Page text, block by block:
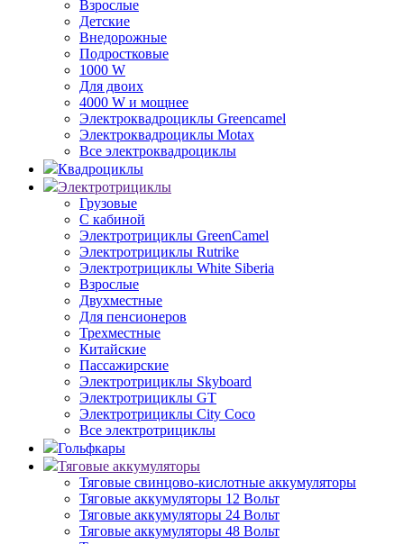
Взрослые
Детские
Внедорожные
Подростковые
1000 W
Для двоих
4000 W и мощнее
Электроквадроциклы Greencamel
Электроквадроциклы Motax
Все электроквадроциклы
Квадроциклы
Электротрициклы
Грузовые
С кабиной
Электротрициклы GreenCamel
Электротрициклы Rutrike
Электротрициклы White Siberia
Взрослые
Двухместные
Для пенсионеров
Трехместные
Китайские
Пассажирские
Электротрициклы Skyboard
Электротрициклы GT
Электротрициклы City Coco
Все электротрициклы
Гольфкары
Тяговые аккумуляторы
Тяговые свинцово-кислотные аккумуляторы
Тяговые аккумуляторы 12 Вольт
Тяговые аккумуляторы 24 Вольт
Тяговые аккумуляторы 48 Вольт